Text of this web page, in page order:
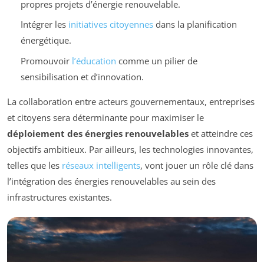
propres projets d’énergie renouvelable.
Intégrer les initiatives citoyennesdans la planification
énergétique.
Promouvoir l’éducation comme un pilier de
sensibilisation et d’innovation.
La collaboration entre acteurs gouvernementaux, entreprises
et citoyens sera déterminante pour maximiser le
déploiement des énergies renouvelables et atteindre ces
objectifs ambitieux. Par ailleurs, les technologies innovantes,
telles que les réseaux intelligents, vont jouer un rôle clé dans
l’intégration des énergies renouvelables au sein des
infrastructures existantes.